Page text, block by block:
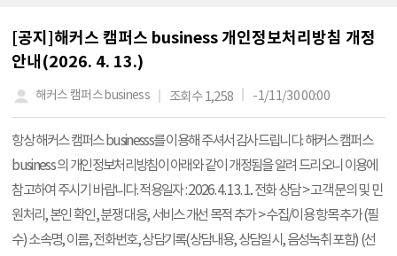
[공지]해커스 캠퍼스 business 개인정보처리방침 개정
안내(2026. 4. 13.)
해커스 캠퍼스 business 조회수 1,258 -1/11/30 00:00
항상 해커스 캠퍼스 businesss를 이용해 주셔서 감사드립니다. 해커스 캠퍼스
business 의 개인정보처리방침이 아래와 같이 개정됨을 알려 드리오니 이용에
참고하여 주시기 바랍니다. 적용일자 : 2026. 4. 13. 1.. 전화 상담 > 고객 문의 및 민
원처리, 본인 확인, 분쟁 대응, 서비스 개선 목적 추가 > 수집/이용 항목 추가 (필
수) 소속명, 이름, 전화번호, 상담기록(상담내용, 상담일시, 음성녹취 포함) (선